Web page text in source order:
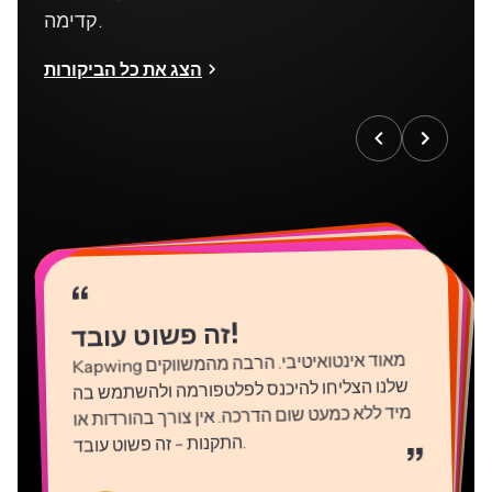
קדימה.
הצג את כל הביקורות
“
זה פשוט עובד!
Kapwing
מאוד אינטואיטיבי. הרבה מהמשווקים
שלנו הצליחו להיכנס לפלטפורמה ולהשתמש בה
מיד ללא כמעט שום הדרכה. אין צורך בהורדות או
התקנות - זה פשוט עובד
. ”
“
“
“
“
“
“